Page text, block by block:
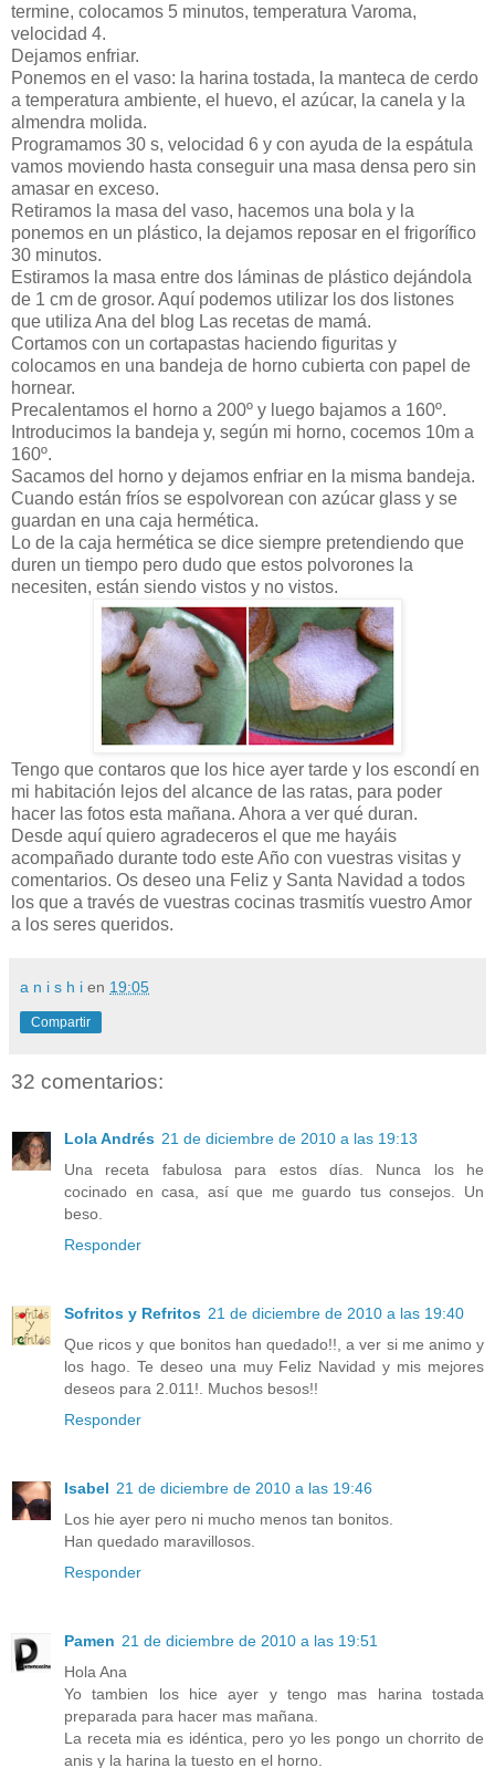
termine, colocamos 5 minutos, temperatura Varoma,
velocidad 4.
Dejamos enfriar.
Ponemos en el vaso: la harina tostada, la manteca de cerdo
a temperatura ambiente, el huevo, el azúcar, la canela y la
almendra molida.
Programamos 30 s, velocidad 6 y con ayuda de la espátula
vamos moviendo hasta conseguir una masa densa pero sin
amasar en exceso.
Retiramos la masa del vaso, hacemos una bola y la
ponemos en un plástico, la dejamos reposar en el frigorífico
30 minutos.
Estiramos la masa entre dos láminas de plástico dejándola
de 1 cm de grosor. Aquí podemos utilizar los dos listones
que utiliza Ana del blog Las recetas de mamá.
Cortamos con un cortapastas haciendo figuritas y
colocamos en una bandeja de horno cubierta con papel de
hornear.
Precalentamos el horno a 200º y luego bajamos a 160º.
Introducimos la bandeja y, según mi horno, cocemos 10m a
160º.
Sacamos del horno y dejamos enfriar en la misma bandeja.
Cuando están fríos se espolvorean con azúcar glass y se
guardan en una caja hermética.
Lo de la caja hermética se dice siempre pretendiendo que
duren un tiempo pero dudo que estos polvorones la
necesiten, están siendo vistos y no vistos.
Tengo que contaros que los hice ayer tarde y los escondí en
mi habitación lejos del alcance de las ratas, para poder
hacer las fotos esta mañana. Ahora a ver qué duran.
Desde aquí quiero agradeceros el que me hayáis
acompañado durante todo este Año con vuestras visitas y
comentarios. Os deseo una Feliz y Santa Navidad a todos
los que a través de vuestras cocinas trasmitís vuestro Amor
a los seres queridos.
a n i s h i en 19:05
Compartir
32 comentarios:
Lola Andrés 21 de diciembre de 2010 a las 19:13
Una receta fabulosa para estos días. Nunca los he
cocinado en casa, así que me guardo tus consejos. Un
beso.
Responder
Sofritos y Refritos 21 de diciembre de 2010 a las 19:40
Que ricos y que bonitos han quedado!!, a ver si me animo y
los hago. Te deseo una muy Feliz Navidad y mis mejores
deseos para 2.011!. Muchos besos!!
Responder
Isabel 21 de diciembre de 2010 a las 19:46
Los hie ayer pero ni mucho menos tan bonitos.
Han quedado maravillosos.
Responder
Pamen 21 de diciembre de 2010 a las 19:51
Hola Ana
Yo tambien los hice ayer y tengo mas harina tostada
preparada para hacer mas mañana.
La receta mia es idéntica, pero yo les pongo un chorrito de
anis y la harina la tuesto en el horno.